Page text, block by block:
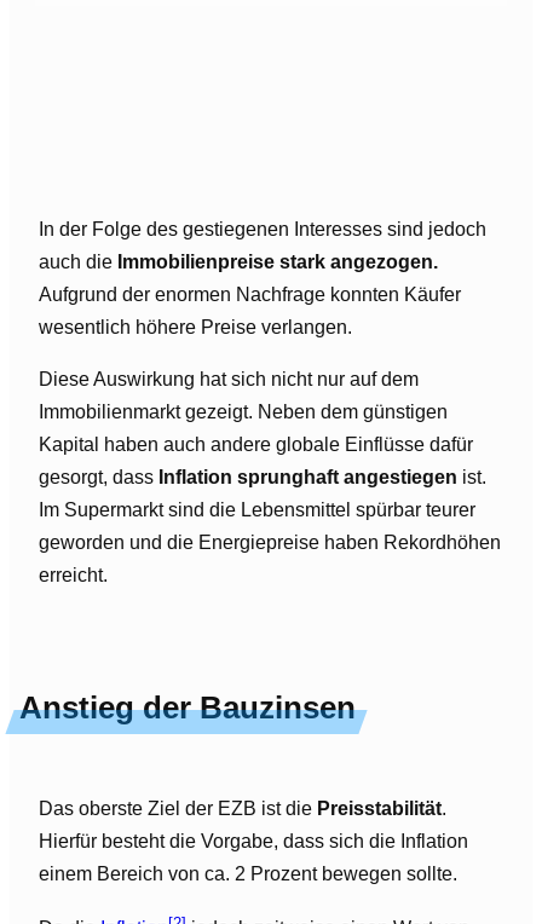
In der Folge des gestiegenen Interesses sind jedoch
auch die Immobilienpreise stark angezogen.
Aufgrund der enormen Nachfrage konnten Käufer
wesentlich höhere Preise verlangen.
Diese Auswirkung hat sich nicht nur auf dem
Immobilienmarkt gezeigt. Neben dem günstigen
Kapital haben auch andere globale Einflüsse dafür
gesorgt, dass Inflation sprunghaft angestiegen ist.
Im Supermarkt sind die Lebensmittel spürbar teurer
geworden und die Energiepreise haben Rekordhöhen
erreicht.
Anstieg der Bauzinsen
Das oberste Ziel der EZB ist die Preisstabilität.
Hierfür besteht die Vorgabe, dass sich die Inflation
einem Bereich von ca. 2 Prozent bewegen sollte.